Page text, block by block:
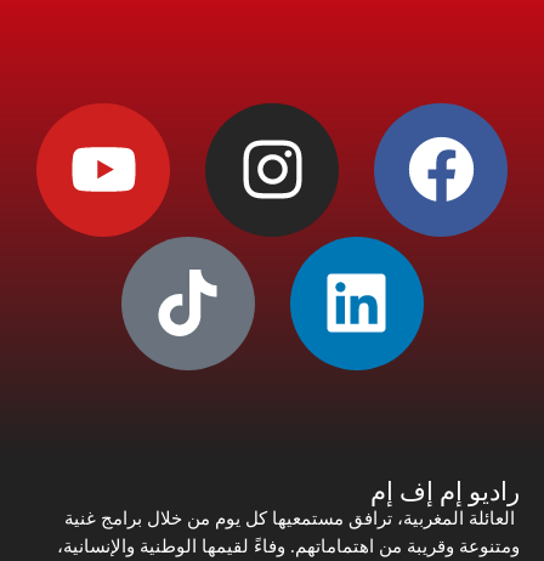
راديو إم إف إم
العائلة المغربية، ترافق مستمعيها كل يوم من خلال برامج غنية
ومتنوعة وقريبة من اهتماماتهم. وفاءً لقيمها الوطنية والإنسانية،